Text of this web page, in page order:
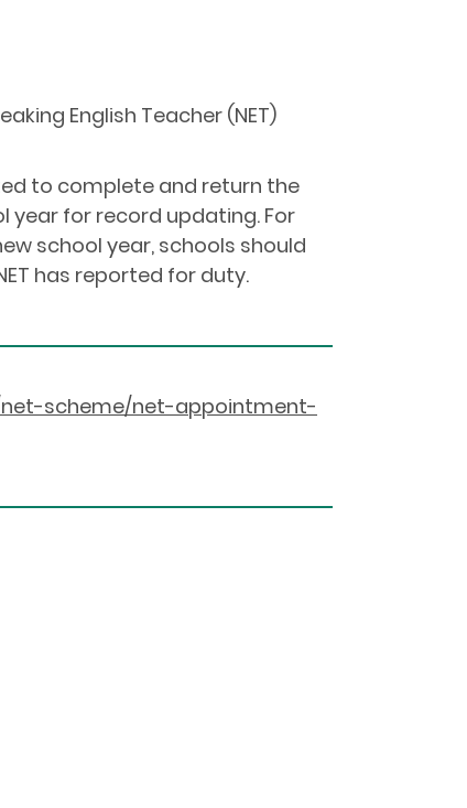
English Teacher (NET)
to complete and return the
for record updating. For
school year, schools should
has reported for duty.
scheme/net-appointment-